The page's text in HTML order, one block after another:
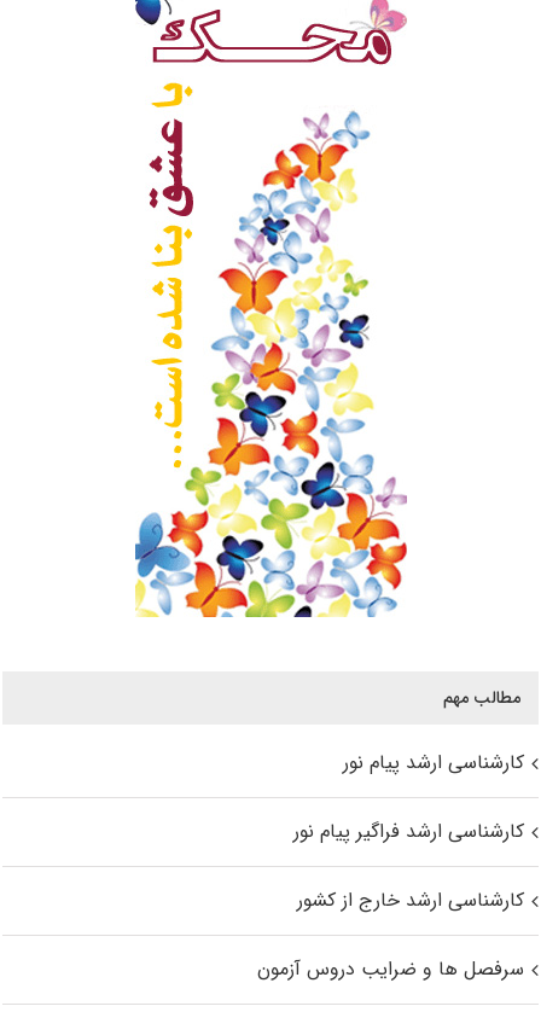
مطالب مهم
کارشناسی ارشد پیام نور
کارشناسی ارشد فراگیر پیام نور
کارشناسی ارشد خارج از کشور
سرفصل ها و ضرایب دروس آزمون